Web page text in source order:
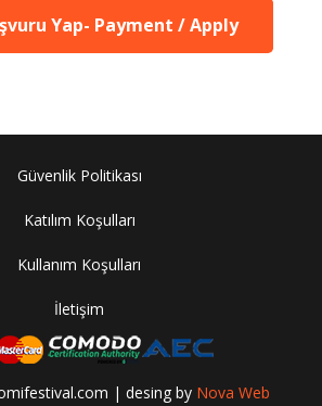
Yap- Payment / Apply
Güvenlik Politikası
Katılım Koşulları
Kullanım Koşulları
İletişim
| desing by Nova Web